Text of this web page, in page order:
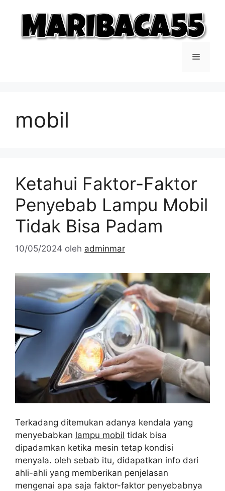
Menu
mobil
Ketahui Faktor-Faktor
Penyebab Lampu Mobil
Tidak Bisa Padam
10/05/2024 oleh adminmar
Terkadang ditemukan adanya kendala yang
menyebabkan lampu mobil tidak bisa
dipadamkan ketika mesin tetap kondisi
menyala. oleh sebab itu, didapatkan info dari
ahli-ahli yang memberikan penjelasan
mengenai apa saja faktor-faktor penyebabnya